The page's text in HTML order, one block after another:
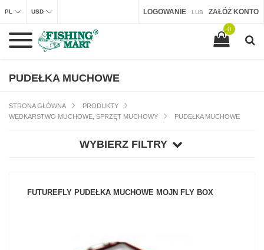
LOGOWANIE LUB ZAŁÓŻ KONTO
PL USD
0
PUDEŁKA MUCHOWE
STRONA GŁÓWNA
PRODUKTY
WĘDKARSTWO MUCHOWE, SPRZĘT MUCHOWY
PUDEŁKA MUCHOWE
WYBIERZ FILTRY
FUTUREFLY PUDEŁKA MUCHOWE MOJN FLY BOX